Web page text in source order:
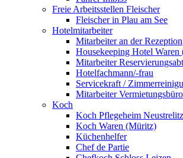
Freie Arbeitsstellen Fleischer
Fleischer in Plau am See
Hotelmitarbeiter
Mitarbeiter an der Rezeption
Housekeeping Hotel
Mitarbeiter
Hotelfachmann/-frau
Servicekraft /
Mitarbeiter
Koch
Koch Pflegeheim Neustrelitz
Koch Waren (Müritz)
Küchenhelfer
Chef de Partie